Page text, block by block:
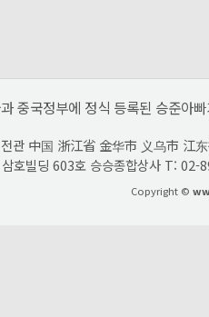
중국정부에 정식 등록된 승준아
전관 中国 浙江省 金华市 义乌市
호빌딩 603호 승승종합상사 T:
Copyright ©